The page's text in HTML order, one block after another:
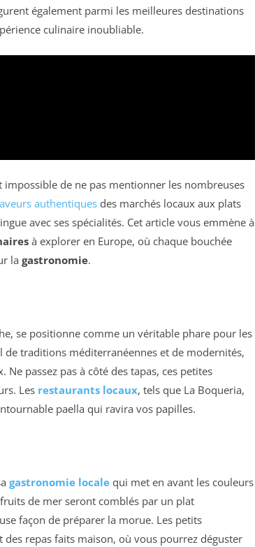
également parmi les meilleures destinations
culinaire inoubliable.
impossible de ne pas mentionner les nombreuses
authentiques des marchés locaux aux plats
avec ses spécialités. Cet article vous emmène à
à explorer en Europe, où chaque bouchée
la gastronomie.
se positionne comme un véritable phare pour les
de traditions méditerranéennes et de modernités,
passez pas à côté des tapas, ces petites
Les restaurants locaux, tels que La Boqueria,
paella qui ravira vos papilles.
gastronomie locale qui met en avant les couleurs
de mer seront comblés par un plat
façon de préparer la morue. Les petits
des repas faits maison, où vous pourrez déguster